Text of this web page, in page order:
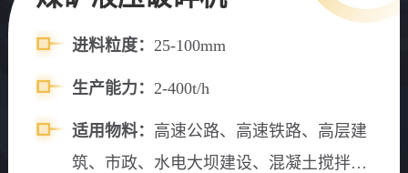
进料粒度： 25-100mm
生产能力： 2-400t/h
适用物料： 高速公路、高速铁路、高层建
筑、市政、水电大坝建设、混凝土搅拌